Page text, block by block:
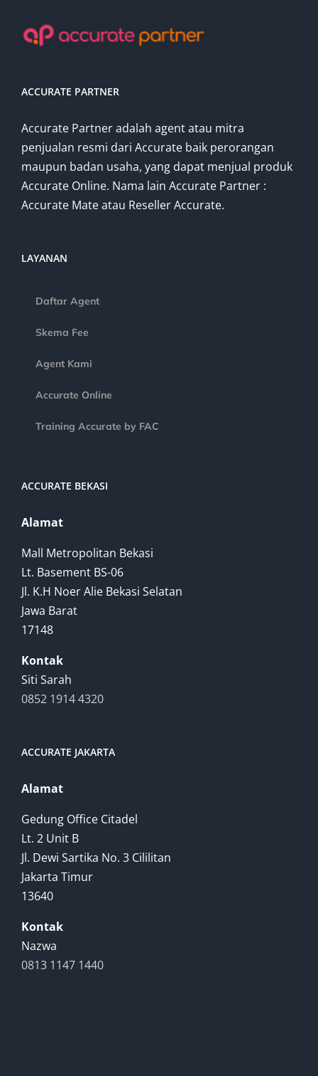
ACCURATE PARTNER
Accurate Partner adalah agent atau mitra
penjualan resmi dari Accurate baik perorangan
maupun badan usaha, yang dapat menjual produk
Accurate Online. Nama lain Accurate Partner :
Accurate Mate atau Reseller Accurate.
LAYANAN
Daftar Agent
Skema Fee
Agent Kami
Accurate Online
Training Accurate by FAC
ACCURATE BEKASI
Alamat
Mall Metropolitan Bekasi
Lt. Basement BS-06
Jl. K.H Noer Alie Bekasi Selatan
Jawa Barat
17148
Kontak
Siti Sarah
0852 1914 4320
ACCURATE JAKARTA
Alamat
Gedung Office Citadel
Lt. 2 Unit B
Jl. Dewi Sartika No. 3 Cililitan
Jakarta Timur
13640
Kontak
Nazwa
0813 1147 1440